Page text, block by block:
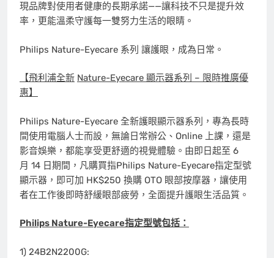
現品牌對使用者健康的長期承諾——讓科技不只是提升效
率，更能溫柔守護每一雙努力生活的眼睛。
Philips Nature-Eyecare 系列 讓護眼，成為日常。
【飛利浦全新 Nature-Eyecare 顯示器系列 – 限時推廣優
惠】
Philips Nature-Eyecare 全新護眼顯示器系列，專為長時
間使用電腦人士而設，無論日常辦公、Online 上課，還是
影音娛樂，都能享受更舒適的視覺體驗。由即日起至 6
月 14 日期間，凡購買指Philips Nature-Eyecare指定型號
顯示器，即可加 HK$250 換購 OTO 眼部按摩器，讓使用
者在工作後即時舒緩眼部疲勞，全面提升護眼生活品質。
Philips Nature-Eyecare指定型號包括：
1) 24B2N2200G: